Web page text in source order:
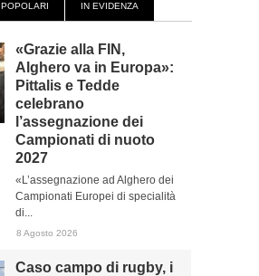
POPOLARI IN EVIDENZA
«Grazie alla FIN,
Alghero va in Europa»:
Pittalis e Tedde
celebrano
l’assegnazione dei
Campionati di nuoto
2027
«L’assegnazione ad Alghero dei
Campionati Europei di specialità
di...
8 Agosto 2026
Caso campo di rugby, i